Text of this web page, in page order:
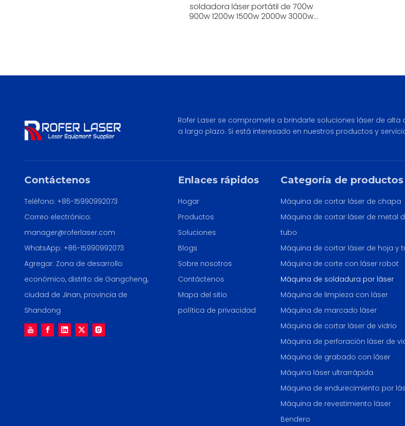
soldadora láser portátil de 700w
900w 1200w 1500w 2000w 3000w
Rofer Laser se compromete a brindarle soluciones láser de
a largo plazo. Si está interesado en nuestros productos y
Contáctenos
Teléfono: +86-15990992073
Correo electrónico:
manager@roferlaser.com
WhatsApp: +86-15990992073
Agregar: Zona de desarrollo
económico, distrito de Gangcheng,
ciudad de Jinan, provincia de
Shandong
Enlaces rápidos
Hogar
Productos
Soluciones
Blogs
Sobre nosotros
Contáctenos
Mapa del sitio
política de privacidad
Categoría de productos
Máquina de cortar láser de chapa
Máquina de cortar láser de metal
tubo
Máquina de cortar láser de hoja y
Máquina de corte con láser robot
Máquina de soldadura por láser
Máquina de limpieza con láser
Máquina de marcado láser
Máquina de cortar láser de vidrio
Máquina de perforación láser de
Máquina de grabado con láser
Máquina láser ultrarrápida
Máquina de endurecimiento por
Máquina de revestimiento láser
Bendero